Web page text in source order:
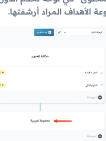
الأهداف المراد أرشفتها.